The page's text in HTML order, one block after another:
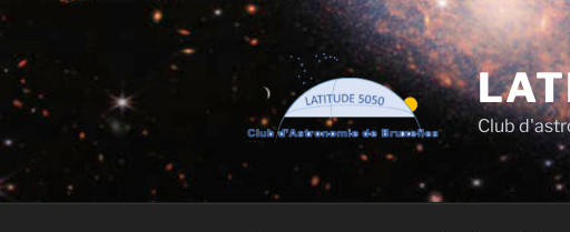
Aller
contenu
principal
Club